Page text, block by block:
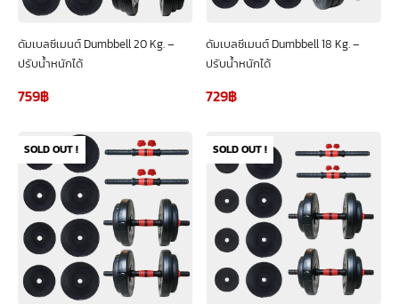
ดัมเบลซีเมนต์ Dumbbell 20 Kg. –
ปรับน้ำหนักได้
759฿
ดัมเบลซีเมนต์ Dumbbell 18 Kg. –
ปรับน้ำหนักได้
729฿
SOLD OUT ! SOLD OUT !